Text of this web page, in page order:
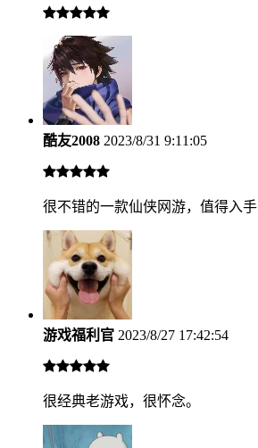
酷友2008 2023/8/31 9:11:05
很不错的一款仙侠网游，值得入手
游戏福利官 2023/8/27 17:42:54
很经典老游戏，很怀念。